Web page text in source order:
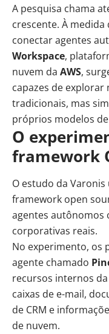
A pesquisa chama
crescente. À
conectar agentes
Workspace,
nuvem da AWS,
capazes de
tradicionais, mas
próprios modelos
O
framework
O estudo da
framework open
agentes autônomos
corporativas reais.
No experimento, os
agente chamado
recursos internos
caixas de e-mail,
de CRM e
de nuvem.